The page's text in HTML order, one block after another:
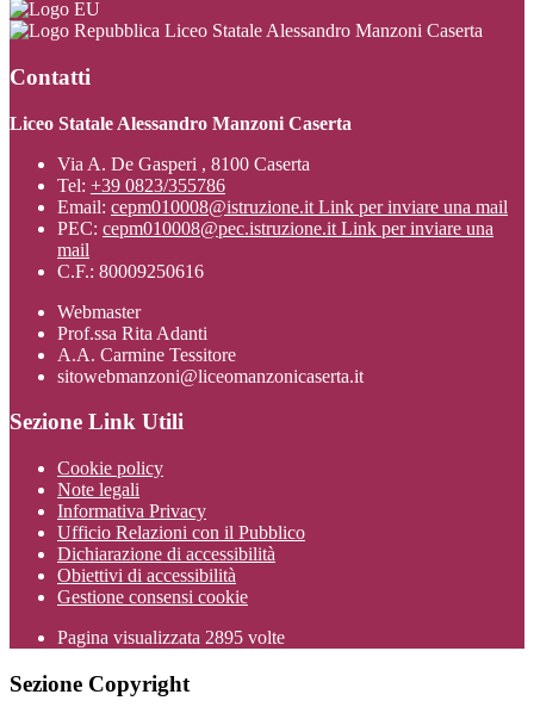
Liceo Statale Alessandro Manzoni Caserta
Contatti
Liceo Statale Alessandro Manzoni Caserta
Via A. De Gasperi , 8100 Caserta
Tel: +39 0823/355786
Email: cepm010008@istruzione.it Link per inviare una mail
PEC: cepm010008@pec.istruzione.it Link per inviare una
mail
C.F.: 80009250616
Webmaster
Prof.ssa Rita Adanti
A.A. Carmine Tessitore
sitowebmanzoni@liceomanzonicaserta.it
Sezione Link Utili
Cookie policy
Note legali
Informativa Privacy
Ufficio Relazioni con il Pubblico
Dichiarazione di accessibilità
Obiettivi di accessibilità
Gestione consensi cookie
Pagina visualizzata 2895 volte
Sezione Copyright